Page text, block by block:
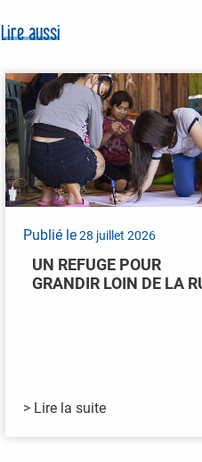
Lire aussi
Publié le28 juillet 2026
UN REFUGE POUR
GRANDIR LOIN DE LA
> Lire la suite